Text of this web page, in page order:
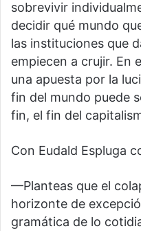
sobrevivir
decidir qué mundo
las instituciones que
empiecen a crujir. En
una apuesta por la
fin del mundo puede
fin, el fin del
Con Eudald Espluga
—Planteas que el
horizonte de
gramática de lo